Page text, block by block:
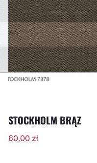
STOCKHOLM BRĄZ
60,00 zł